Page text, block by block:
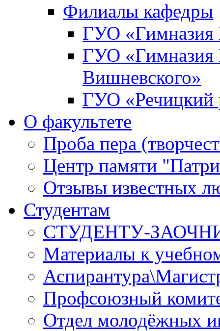
Филиалы кафедры
ГУО «Гимназия
ГУО
Вишневского»
ГУО «Речицкий
О факультете
Проба пера
Центр памяти
Отзывы известных
Студентам
СТУДЕНТУ-
Материалы к
Профсоюзный
Отдел молодёжных